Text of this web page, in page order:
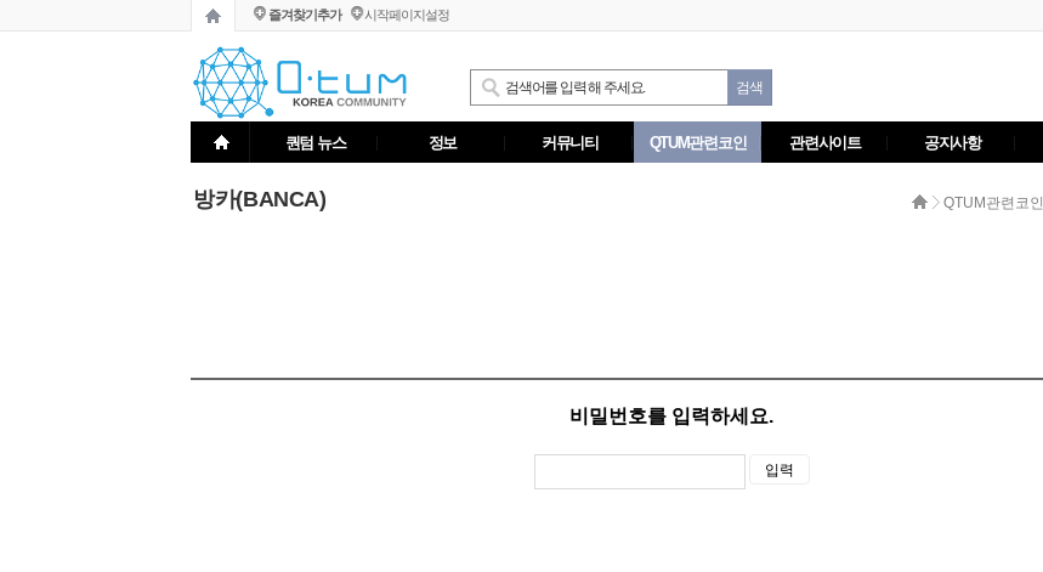
즐겨찾기추가 시작페이지설정
퀀텀 뉴스 정보 커뮤니티 QTUM관련코인 관련사이트 공지사항
방카(BANCA) QTUM관련코인
비밀번호를 입력하세요.